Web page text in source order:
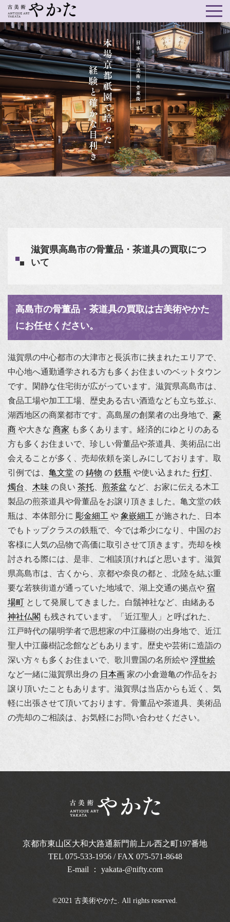
滋賀県高島市の骨董品・茶道具の買取につ
いて
高島市の骨董品・茶道具の買取は古美術やかた
にお任せください。
滋賀県の中心都市の大津市と長浜市に挟まれたエリアで、
中心地へ通勤通学される方も多くお住まいのベットタウン
です。閑静な住宅街が広がっています。滋賀県高島市は、
食品工場や加工工場、歴史ある古い酒造なども立ち並ぶ、
湖西地区の商業都市です。高島屋の創業者の出身地で、 豪
商 や大きな 商家 も多くあります。経済的にゆとりのある
方も多くお住まいで、珍しい骨董品や茶道具、美術品に出
会えることが多く、売却依頼を楽しみにしております。取
引例では、 亀文堂 の 鋳物 の 鉄瓶 や使い込まれた 行灯
燭台
木味 の良い 茶托 煎茶盆 など、お家に伝える木工
製品の煎茶道具や骨董品をお譲り頂きました。亀文堂の鉄
瓶は、本体部分に 彫金細工 や 象嵌細工 が施された、日本
でもトップクラスの鉄瓶で、今では希少になり、中国のお
客様に人気の品物で高価に取引させて頂きます。売却を検
討される際には、是非、ご相談頂ければと思います。滋賀
県高島市は、古くから、京都や奈良の都と、北陸を結ぶ重
要な若狭街道が通っていた地域で、湖上交通の拠点や 宿
場町 として発展してきました。白鬚神社など、由緒ある
神社仏閣 も残されています。「近江聖人」と呼ばれた、
江戸時代の陽明学者で思想家の中江藤樹の出身地で、近江
聖人中江藤樹記念館などもあります。歴史や芸術に造詣の
深い方々も多くお住まいで、歌川豊国の名所絵や 浮世絵
など一緒に滋賀県出身の 日本画 家の小倉遊亀の作品をお
譲り頂いたこともあります。滋賀県は当店からも近く、気
軽に出張させて頂いております。骨董品や茶道具、美術品
の売却のご相談は、お気軽にお問い合わせください。
京都市東山区大和大路通新門前上ル西之町197番地
TEL 075-533-1956/ FAX 075-571-8648
E-mail ： yakata-@nifty.com
©2021 古美術やかた. All rights reserved.